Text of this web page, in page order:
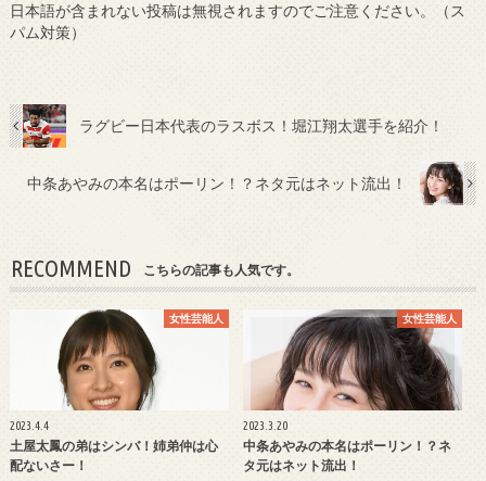
日本語が含まれない投稿は無視されますのでご注意ください。（ス
パム対策）
ラグビー日本代表のラスボス！堀江翔太選手を紹介！
中条あやみの本名はポーリン！？ネタ元はネット流出！
RECOMMEND こちらの記事も人気です。
女性芸能人
2023.4.4
土屋太鳳の弟はシンバ！姉弟仲は心
配ないさー！
女性芸能人
2023.3.20
中条あやみの本名はポーリン！？ネ
タ元はネット流出！